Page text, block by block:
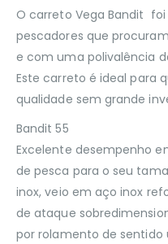
O carreto Vega Bandit
pescadores que
e com uma polivalência
Este carreto é ideal para
qualidade sem grande
Bandit 55
Excelente desempenho
de pesca para o seu
inox, veio em aço inox
de ataque
por rolamento de sentido